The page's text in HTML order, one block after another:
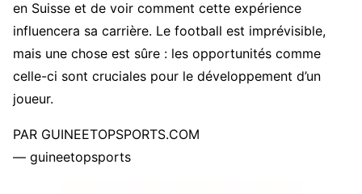
en Suisse et de voir comment cette expérience
influencera sa carrière. Le football est imprévisible,
mais une chose est sûre : les opportunités comme
celle-ci sont cruciales pour le développement d’un
joueur.
PAR GUINEETOPSPORTS.COM
— guineetopsports